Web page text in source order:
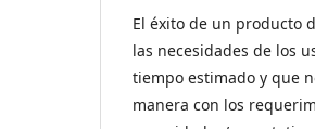
El éxito de un producto
las necesidades de los
tiempo estimado y que
manera con los